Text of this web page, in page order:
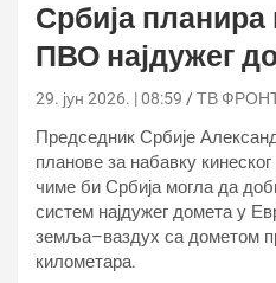
Србија планира
ПВО најдужег
29. јун 2026. | 08:59 ТВ
Председник Србије
планове за набавку
чиме би Србија могла да
систем најдужег домета у
земља–ваздух са дометом
километара.